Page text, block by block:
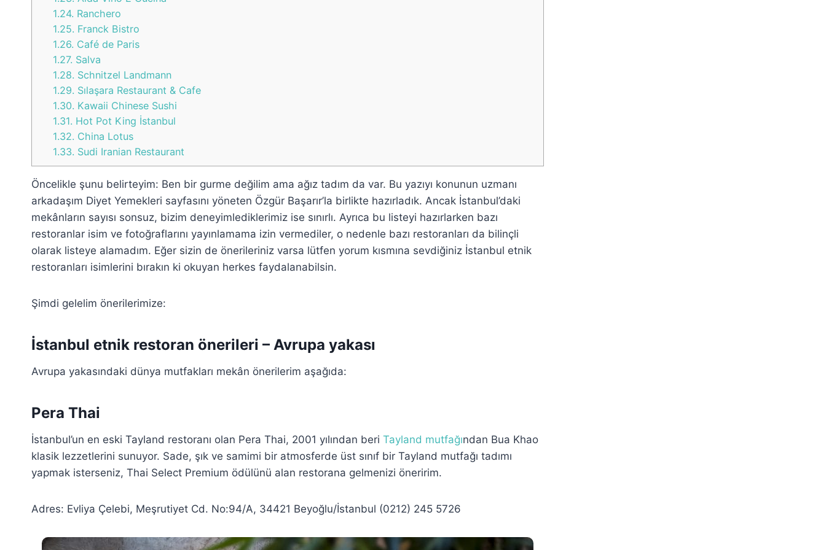
1.24. Ranchero
1.25. Franck Bistro
1.26. Café de Paris
1.27. Salva
1.28. Schnitzel Landmann
1.29. Sılaşara Restaurant & Cafe
1.30. Kawaii Chinese Sushi
1.31. Hot Pot King İstanbul
1.32. China Lotus
1.33. Sudi Iranian Restaurant
Öncelikle şunu belirteyim: Ben bir gurme değilim ama ağız tadım da var. Bu yazıyı konunun uzmanı
arkadaşım Diyet Yemekleri sayfasını yöneten Özgür Başarır’la birlikte hazırladık. Ancak İstanbul’daki
mekânların sayısı sonsuz, bizim deneyimlediklerimiz ise sınırlı. Ayrıca bu listeyi hazırlarken bazı
restoranlar isim ve fotoğraflarını yayınlamama izin vermediler, o nedenle bazı restoranları da bilinçli
olarak listeye alamadım. Eğer sizin de önerileriniz varsa lütfen yorum kısmına sevdiğiniz İstanbul etnik
restoranları isimlerini bırakın ki okuyan herkes faydalanabilsin.
Şimdi gelelim önerilerimize:
İstanbul etnik restoran önerileri – Avrupa yakası
Avrupa yakasındaki dünya mutfakları mekân önerilerim aşağıda:
Pera Thai
İstanbul’un en eski Tayland restoranı olan Pera Thai, 2001 yılından beri Tayland mutfağından Bua Khao
klasik lezzetlerini sunuyor. Sade, şık ve samimi bir atmosferde üst sınıf bir Tayland mutfağı tadımı
yapmak isterseniz, Thai Select Premium ödülünü alan restorana gelmenizi öneririm.
Adres: Evliya Çelebi, Meşrutiyet Cd. No:94/A, 34421 Beyoğlu/İstanbul (0212) 245 5726